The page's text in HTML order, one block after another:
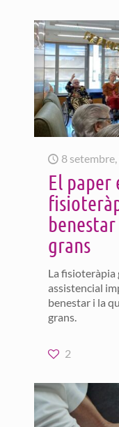
8
El paper
grans
La fisioteràpia
assistencial
benestar i la
grans.
2